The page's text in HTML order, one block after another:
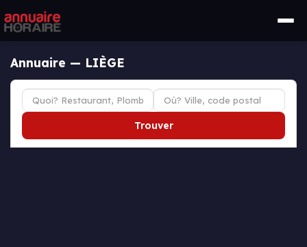
Annuaire — LIÈGE
Trouver